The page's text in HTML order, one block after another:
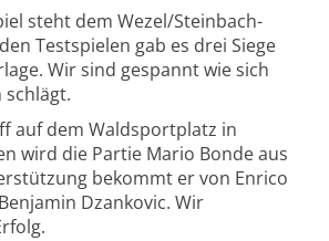
steht dem Wezel/Steinbach-
Testspielen gab es drei Siege
Wir sind gespannt wie sich
schlägt.
auf dem Waldsportplatz in
wird die Partie Mario Bonde aus
bekommt er von Enrico
Dzankovic. Wir